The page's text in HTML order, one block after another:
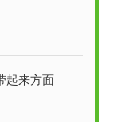
起来方面